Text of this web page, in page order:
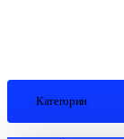
Категории